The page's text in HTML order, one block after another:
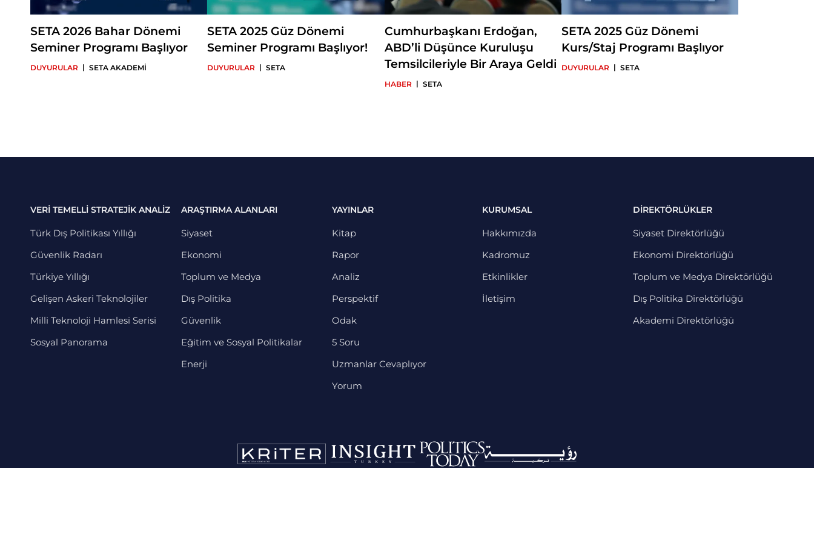
SETA 2026 Bahar Dönemi
Seminer Programı Başlıyor
DUYURULAR | SETA AKADEMİ
SETA 2025 Güz Dönemi
Seminer Programı Başlıyor!
DUYURULAR | SETA
Cumhurbaşkanı Erdoğan,
ABD’li Düşünce Kuruluşu
Temsilcileriyle Bir Araya Geldi
HABER | SETA
SETA 2025 Güz Dönemi
Kurs/Staj Programı Başlıyor
DUYURULAR | SETA
VERİ TEMELLİ STRATEJİK ANALİZ
Türk Dış Politikası Yıllığı
Güvenlik Radarı
Türkiye Yıllığı
Gelişen Askeri Teknolojiler
Milli Teknoloji Hamlesi Serisi
Sosyal Panorama
ARAŞTIRMA ALANLARI
Siyaset
Ekonomi
Toplum ve Medya
Dış Politika
Güvenlik
Eğitim ve Sosyal Politikalar
Enerji
YAYINLAR
Kitap
Rapor
Analiz
Perspektif
Odak
5 Soru
Uzmanlar Cevaplıyor
Yorum
KURUMSAL
Hakkımızda
Kadromuz
Etkinlikler
İletişim
DİREKTÖRLÜKLER
Siyaset Direktörlüğü
Ekonomi Direktörlüğü
Toplum ve Medya Direktörlüğü
Dış Politika Direktörlüğü
Akademi Direktörlüğü